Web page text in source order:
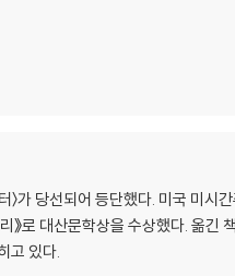
가 당선되어 등단했다. 미국 미시
로 대산문학상을 수상했다. 옮긴 책
고 있다.